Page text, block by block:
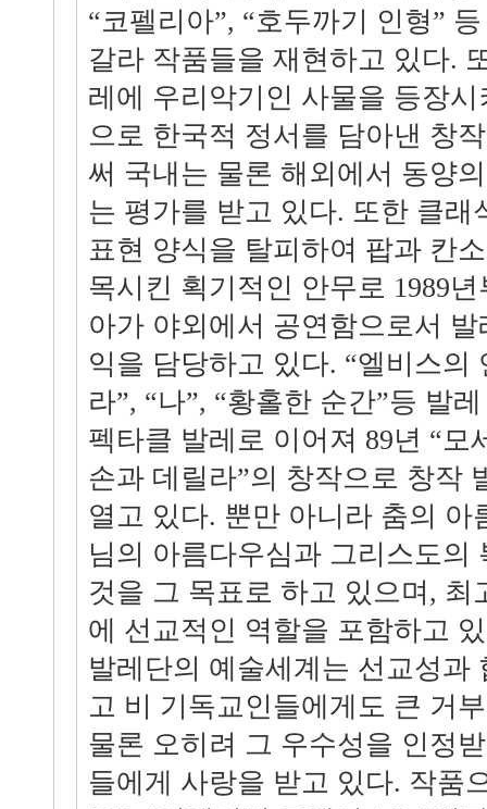
“코펠리아”, “호두까기 인형”
갈라 작품들을 재현하고 있다.
레에 우리악기인 사물을 등장
으로 한국적 정서를 담아낸 창
써 국내는 물론 해외에서 동양
는 평가를 받고 있다. 또한 클래
표현 양식을 탈피하여 팝과 칸
목시킨 획기적인 안무로 1989
아가 야외에서 공연함으로서
익을 담당하고 있다. “엘비스의
라”, “나”, “황홀한 순간”등 발
펙타클 발레로 이어져 89년 “모
손과 데릴라”의 창작으로 창작
열고 있다. 뿐만 아니라 춤의 아
님의 아름다우심과 그리스도의
것을 그 목표로 하고 있으며, 최
에 선교적인 역할을 포함하고
발레단의 예술세계는 선교성과
고 비 기독교인들에게도 큰 거
물론 오히려 그 우수성을 인정
들에게 사랑을 받고 있다. 작품